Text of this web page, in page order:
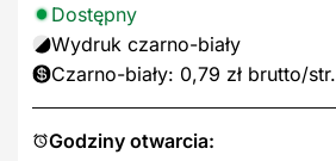
Godziny otwarcia:
Dostępny
Wydruk czarno-biały
Czarno-biały: 0,79 zł brutto/str.